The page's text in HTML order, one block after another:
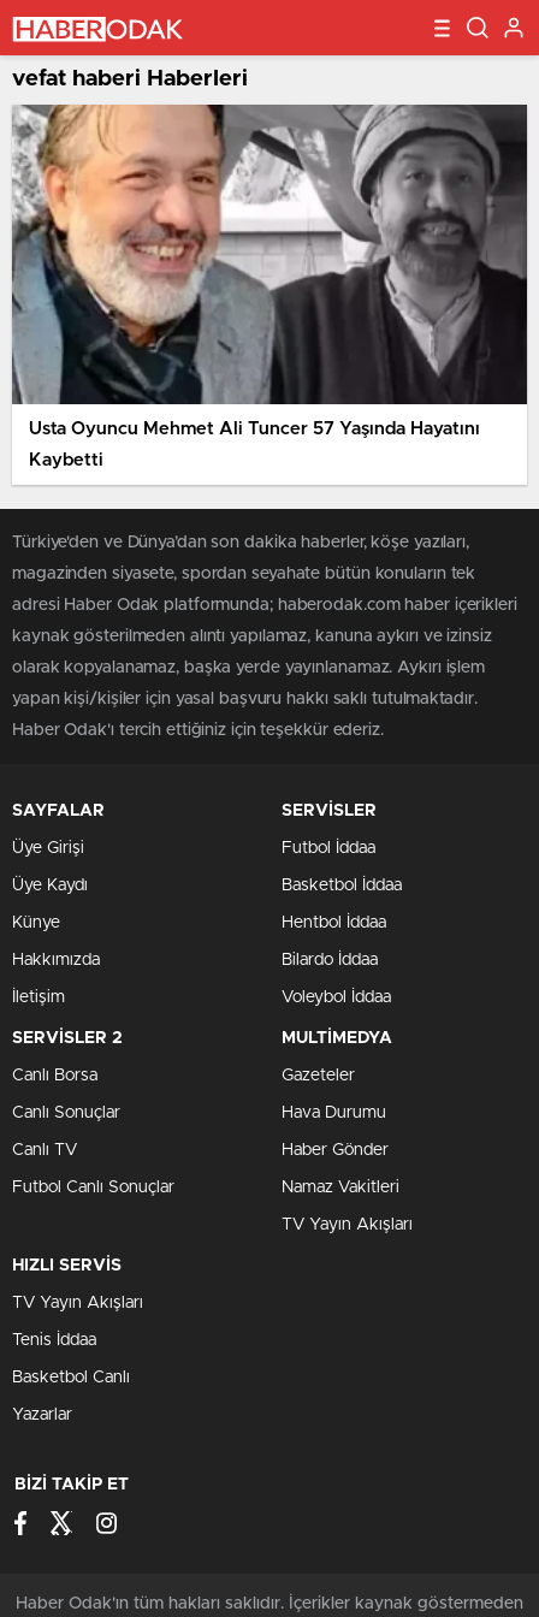
vefat haberi Haberleri
Usta Oyuncu Mehmet Ali Tuncer 57 Yaşında Hayatını
Kaybetti
Türkiye'den ve Dünya’dan son dakika haberler, köşe yazıları,
magazinden siyasete, spordan seyahate bütün konuların tek
adresi Haber Odak platformunda; haberodak.com haber içerikleri
kaynak gösterilmeden alıntı yapılamaz, kanuna aykırı ve izinsiz
olarak kopyalanamaz, başka yerde yayınlanamaz. Aykırı işlem
yapan kişi/kişiler için yasal başvuru hakkı saklı tutulmaktadır.
Haber Odak'ı tercih ettiğiniz için teşekkür ederiz.
SAYFALAR
Üye Girişi
Üye Kaydı
Künye
Hakkımızda
İletişim
SERVİSLER
Futbol İddaa
Basketbol İddaa
Hentbol İddaa
Bilardo İddaa
Voleybol İddaa
SERVİSLER 2
Canlı Borsa
Canlı Sonuçlar
Canlı TV
Futbol Canlı Sonuçlar
MULTİMEDYA
Gazeteler
Hava Durumu
Haber Gönder
Namaz Vakitleri
TV Yayın Akışları
HIZLI SERVİS
TV Yayın Akışları
Tenis İddaa
Basketbol Canlı
Yazarlar
BİZİ TAKİP ET
Haber Odak'ın tüm hakları saklıdır. İçerikler kaynak göstermeden